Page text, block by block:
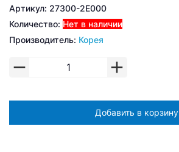
Артикул: 27300-2E000
Количество: Нет в наличии
Производитель: Корея
Добавить в корзину